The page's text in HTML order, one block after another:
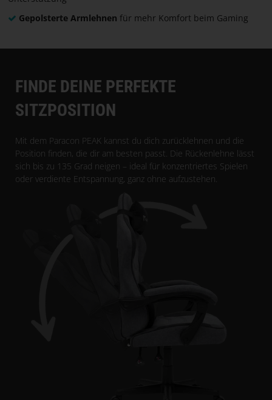
Gepolsterte Armlehnen für mehr Komfort beim Gaming
FINDE DEINE PERFEKTE
SITZPOSITION
Mit dem Paracon PEAK kannst du dich zurücklehnen und die
Position finden, die dir am besten passt. Die Rückenlehne lässt
sich bis zu 135 Grad neigen – ideal für konzentriertes Spielen
oder verdiente Entspannung, ganz ohne aufzustehen.